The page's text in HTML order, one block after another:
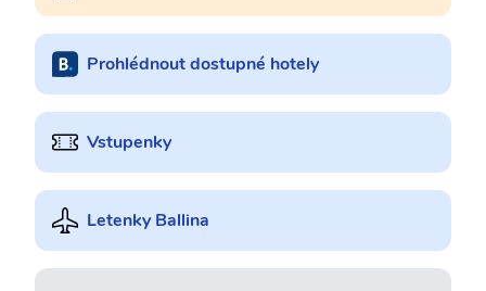
Prohlédnout dostupné hotely
Vstupenky
Letenky Ballina